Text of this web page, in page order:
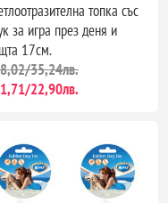
топка със
за игра през деня и
17см.
35,24лв.
22,90лв.